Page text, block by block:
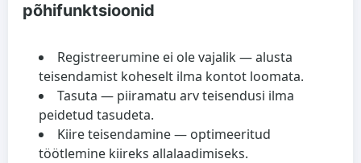
põhifunktsioonid
Registreerumine ei ole vajalik— alusta
teisendamist koheselt ilma kontot loomata.
Tasuta — piiramatu arv teisendusi ilma
peidetud tasudeta.
Kiire teisendamine— optimeeritud
töötlemine kiireks allalaadimiseks.